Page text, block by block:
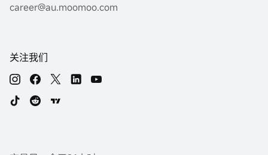
career@au.moomoo.com
关注我们